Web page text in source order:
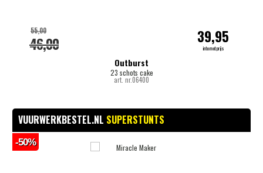
Outburst
23 schots cake
art. nr.06400
46,00
55,00 39,95
internetprijs
VUURWERKBESTEL.NL SUPERSTUNTS
-50%